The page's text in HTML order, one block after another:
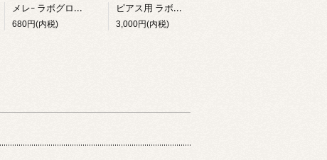
メレ- ラボグロウンダイヤモンド 2.0mm E VS1
680円(内税)
ピアス用 ラボグロウンダイヤモンド 2.9mm 約0.1ct 2石 0.20ct F/VS
3,000円(内税)